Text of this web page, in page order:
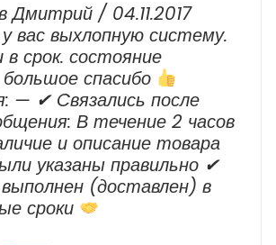
Дмитрий / 04.11.2017
вас выхлопную систему.
срок. состояние
спасибо
— ✔ Cвязались после
В течение 2 часов
и описание товара
указаны правильно ✔
(доставлен) в
сроки